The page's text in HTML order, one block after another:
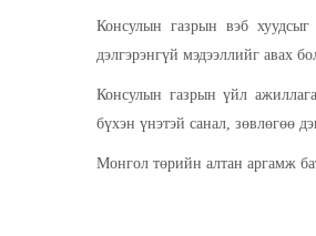
Консулын газрын вэб
Консулын газрын үйл
Монгол төрийн алтан аргамж